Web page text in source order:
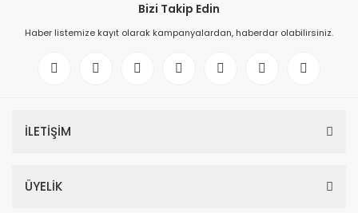
Bizi Takip Edin
Haber listemize kayıt olarak kampanyalardan, haberdar olabilirsiniz.
İLETİŞİM
ÜYELİK